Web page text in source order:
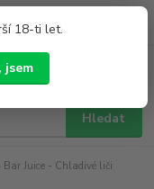
18-ti let.
jsem
Hledat
Bar Juice - Chladivé liči